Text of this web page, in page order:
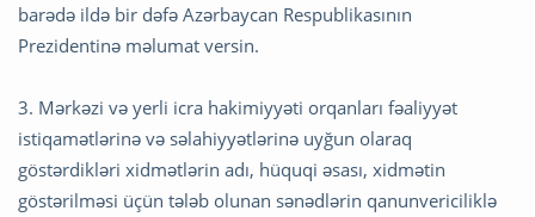
barədə ildə bir dəfə Azərbaycan Respublikasının
Prezidentinə məlumat versin.
3. Mərkəzi və yerli icra hakimiyyəti orqanları fəaliyyət
istiqamətlərinə və səlahiyyətlərinə uyğun olaraq
göstərdikləri xidmətlərin adı, hüquqi əsası, xidmətin
göstərilməsi üçün tələb olunan sənədlərin qanunvericiliklə